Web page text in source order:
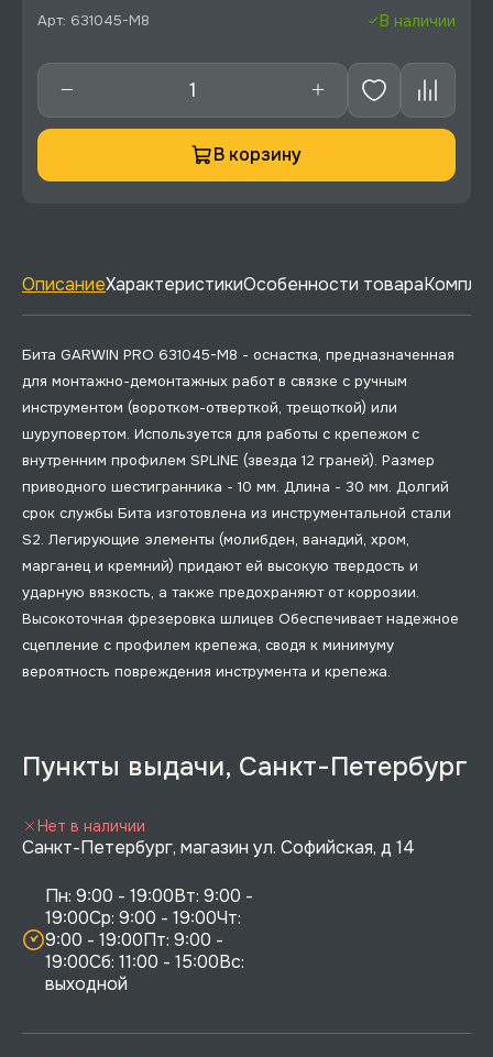
Арт: 631045-M8 В наличии
В корзину
ОписаниеХарактеристикиОсобенности товара
Бита GARWIN PRO 631045-M8 - оснастка, предназначенная
для монтажно-демонтажных работ в связке с ручным
инструментом (воротком-отверткой, трещоткой) или
шуруповертом. Используется для работы с крепежом с
внутренним профилем SPLINE (звезда 12 граней). Размер
приводного шестигранника - 10 мм. Длина - 30 мм. Долгий
срок службы Бита изготовлена из инструментальной стали
S2. Легирующие элементы (молибден, ванадий, хром,
марганец и кремний) придают ей высокую твердость и
ударную вязкость, а также предохраняют от коррозии.
Высокоточная фрезеровка шлицев Обеспечивает надежное
сцепление с профилем крепежа, сводя к минимуму
вероятность повреждения инструмента и крепежа.
Пункты выдачи, Санкт-Петербург
Санкт-Петербург, магазин ул. Софийская, д 14
Пн: 9:00 - 19:00Вт: 9:00 -
19:00Ср: 9:00 - 19:00Чт:
9:00 - 19:00Пт: 9:00 -
19:00Сб: 11:00 - 15:00Вс:
выходной
Нет в наличии